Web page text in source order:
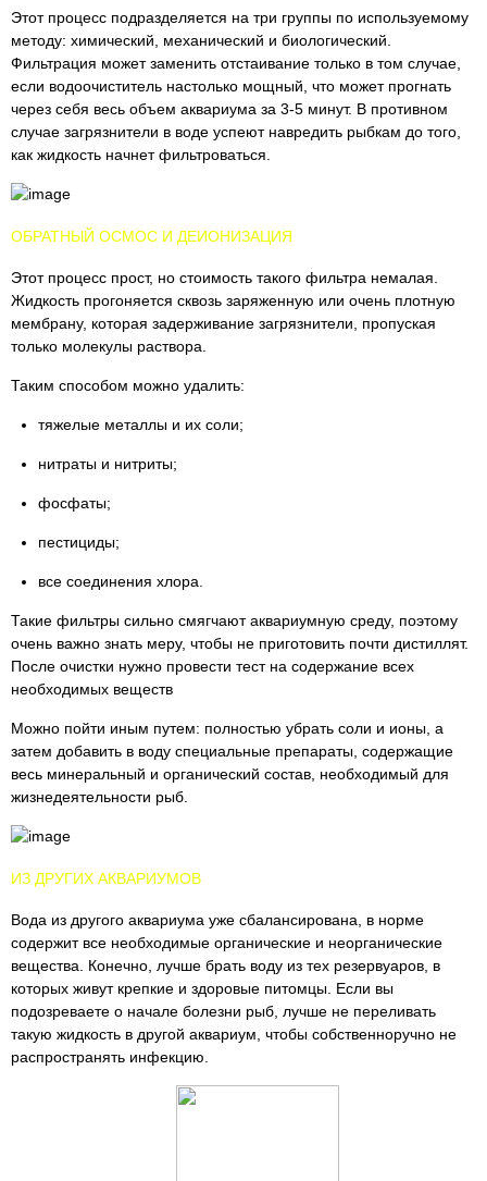
Этот процесс подразделяется на три группы по используемому
методу: химический, механический и биологический.
Фильтрация может заменить отстаивание только в том случае,
если водоочиститель настолько мощный, что может прогнать
через себя весь объем аквариума за 3-5 минут. В противном
случае загрязнители в воде успеют навредить рыбкам до того,
как жидкость начнет фильтроваться.
ОБРАТНЫЙ ОСМОС И ДЕИОНИЗАЦИЯ
Этот процесс прост, но стоимость такого фильтра немалая.
Жидкость прогоняется сквозь заряженную или очень плотную
мембрану, которая задерживание загрязнители, пропуская
только молекулы раствора.
Таким способом можно удалить:
тяжелые металлы и их соли;
нитраты и нитриты;
фосфаты;
пестициды;
все соединения хлора.
Такие фильтры сильно смягчают аквариумную среду, поэтому
очень важно знать меру, чтобы не приготовить почти дистиллят.
После очистки нужно провести тест на содержание всех
необходимых веществ
Можно пойти иным путем: полностью убрать соли и ионы, а
затем добавить в воду специальные препараты, содержащие
весь минеральный и органический состав, необходимый для
жизнедеятельности рыб.
ИЗ ДРУГИХ АКВАРИУМОВ
Вода из другого аквариума уже сбалансирована, в норме
содержит все необходимые органические и неорганические
вещества. Конечно, лучше брать воду из тех резервуаров, в
которых живут крепкие и здоровые питомцы. Если вы
подозреваете о начале болезни рыб, лучше не переливать
такую жидкость в другой аквариум, чтобы собственноручно не
распространять инфекцию.